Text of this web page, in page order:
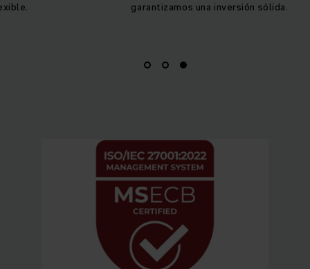
garantizamos una inversión sólida.